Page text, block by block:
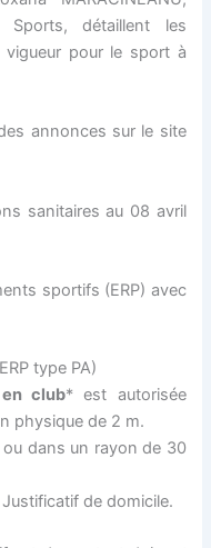
Sports, détaillent les
vigueur pour le sport à
annonces sur le site
sanitaires au 08 avril
sportifs (ERP) avec
type PA)
club* est autorisée
physique de 2 m.
dans un rayon de 30
de domicile.